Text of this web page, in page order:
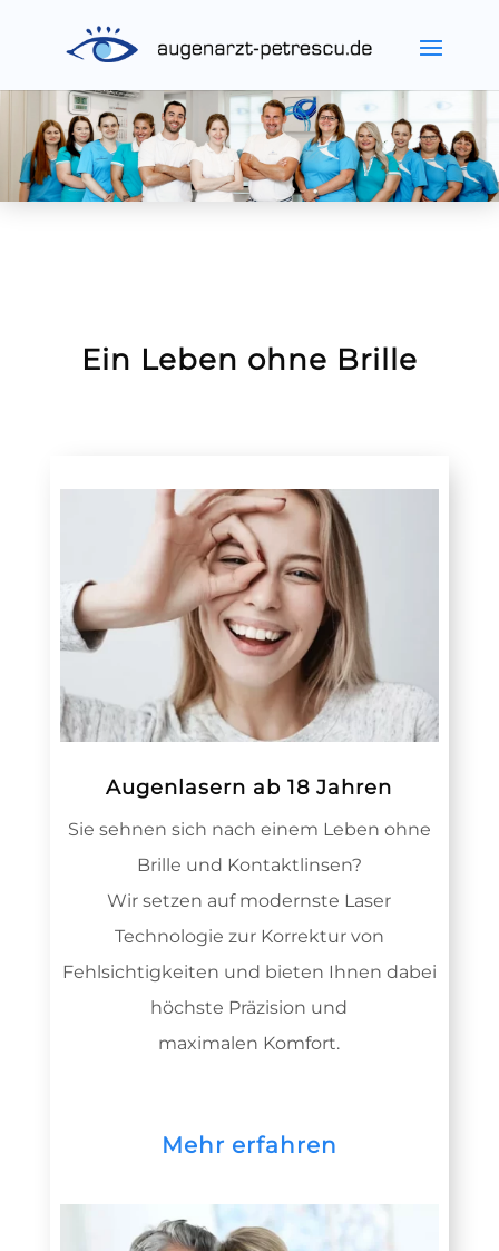
Ein Leben ohne Brille
Augenlasern ab 18 Jahren
Sie sehnen sich nach einem Leben ohne
Brille und Kontaktlinsen?
Wir setzen auf modernste Laser
Technologie zur Korrektur von
Fehlsichtigkeiten und bieten Ihnen dabei
höchste Präzision und
maximalen Komfort.
Mehr erfahren